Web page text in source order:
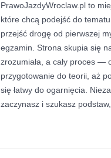
PrawoJazdyWroclaw.pl to
które chcą podejść do
przejść drogę od pierwszej
egzamin. Strona skupia się
zrozumiała, a cały proces —
przygotowanie do teorii, aż
się łatwy do ogarnięcia.
zaczynasz i szukasz